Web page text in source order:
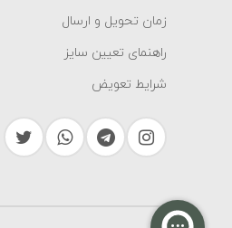
زمان تحویل و ارسال
راهنمای تعیین سایز
شرایط تعویض